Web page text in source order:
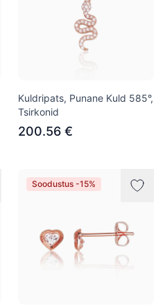
Kuldripats, Punane Kuld 585°,
Tsirkonid
200.56 €
Soodustus -15%